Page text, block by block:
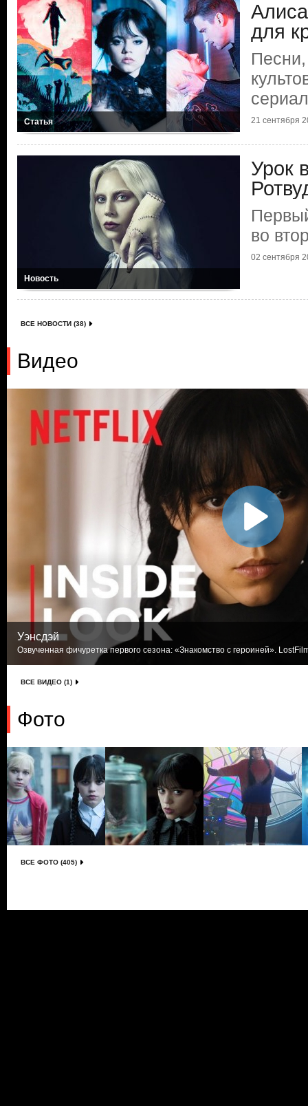
Статья
для
21 сентября
Новость
Урок
во
02 сентября
ВСЕ НОВОСТИ (38)
Видео
Уэнсдэй
Озвученная фичуретка первого сезона: «Знакомство с героиней».
ВСЕ ВИДЕО (1)
Фото
ВСЕ ФОТО (405)